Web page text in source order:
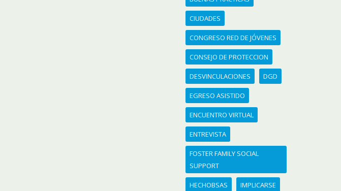
CIUDADES
CONGRESO RED DE JÓVENES
CONSEJO DE PROTECCION
DESVINCULACIONES DGD
EGRESO ASISTIDO
ENCUENTRO VIRTUAL
ENTREVISTA
FOSTER FAMILY SOCIAL
SUPPORT
HECHOBSAS IMPLICARSE